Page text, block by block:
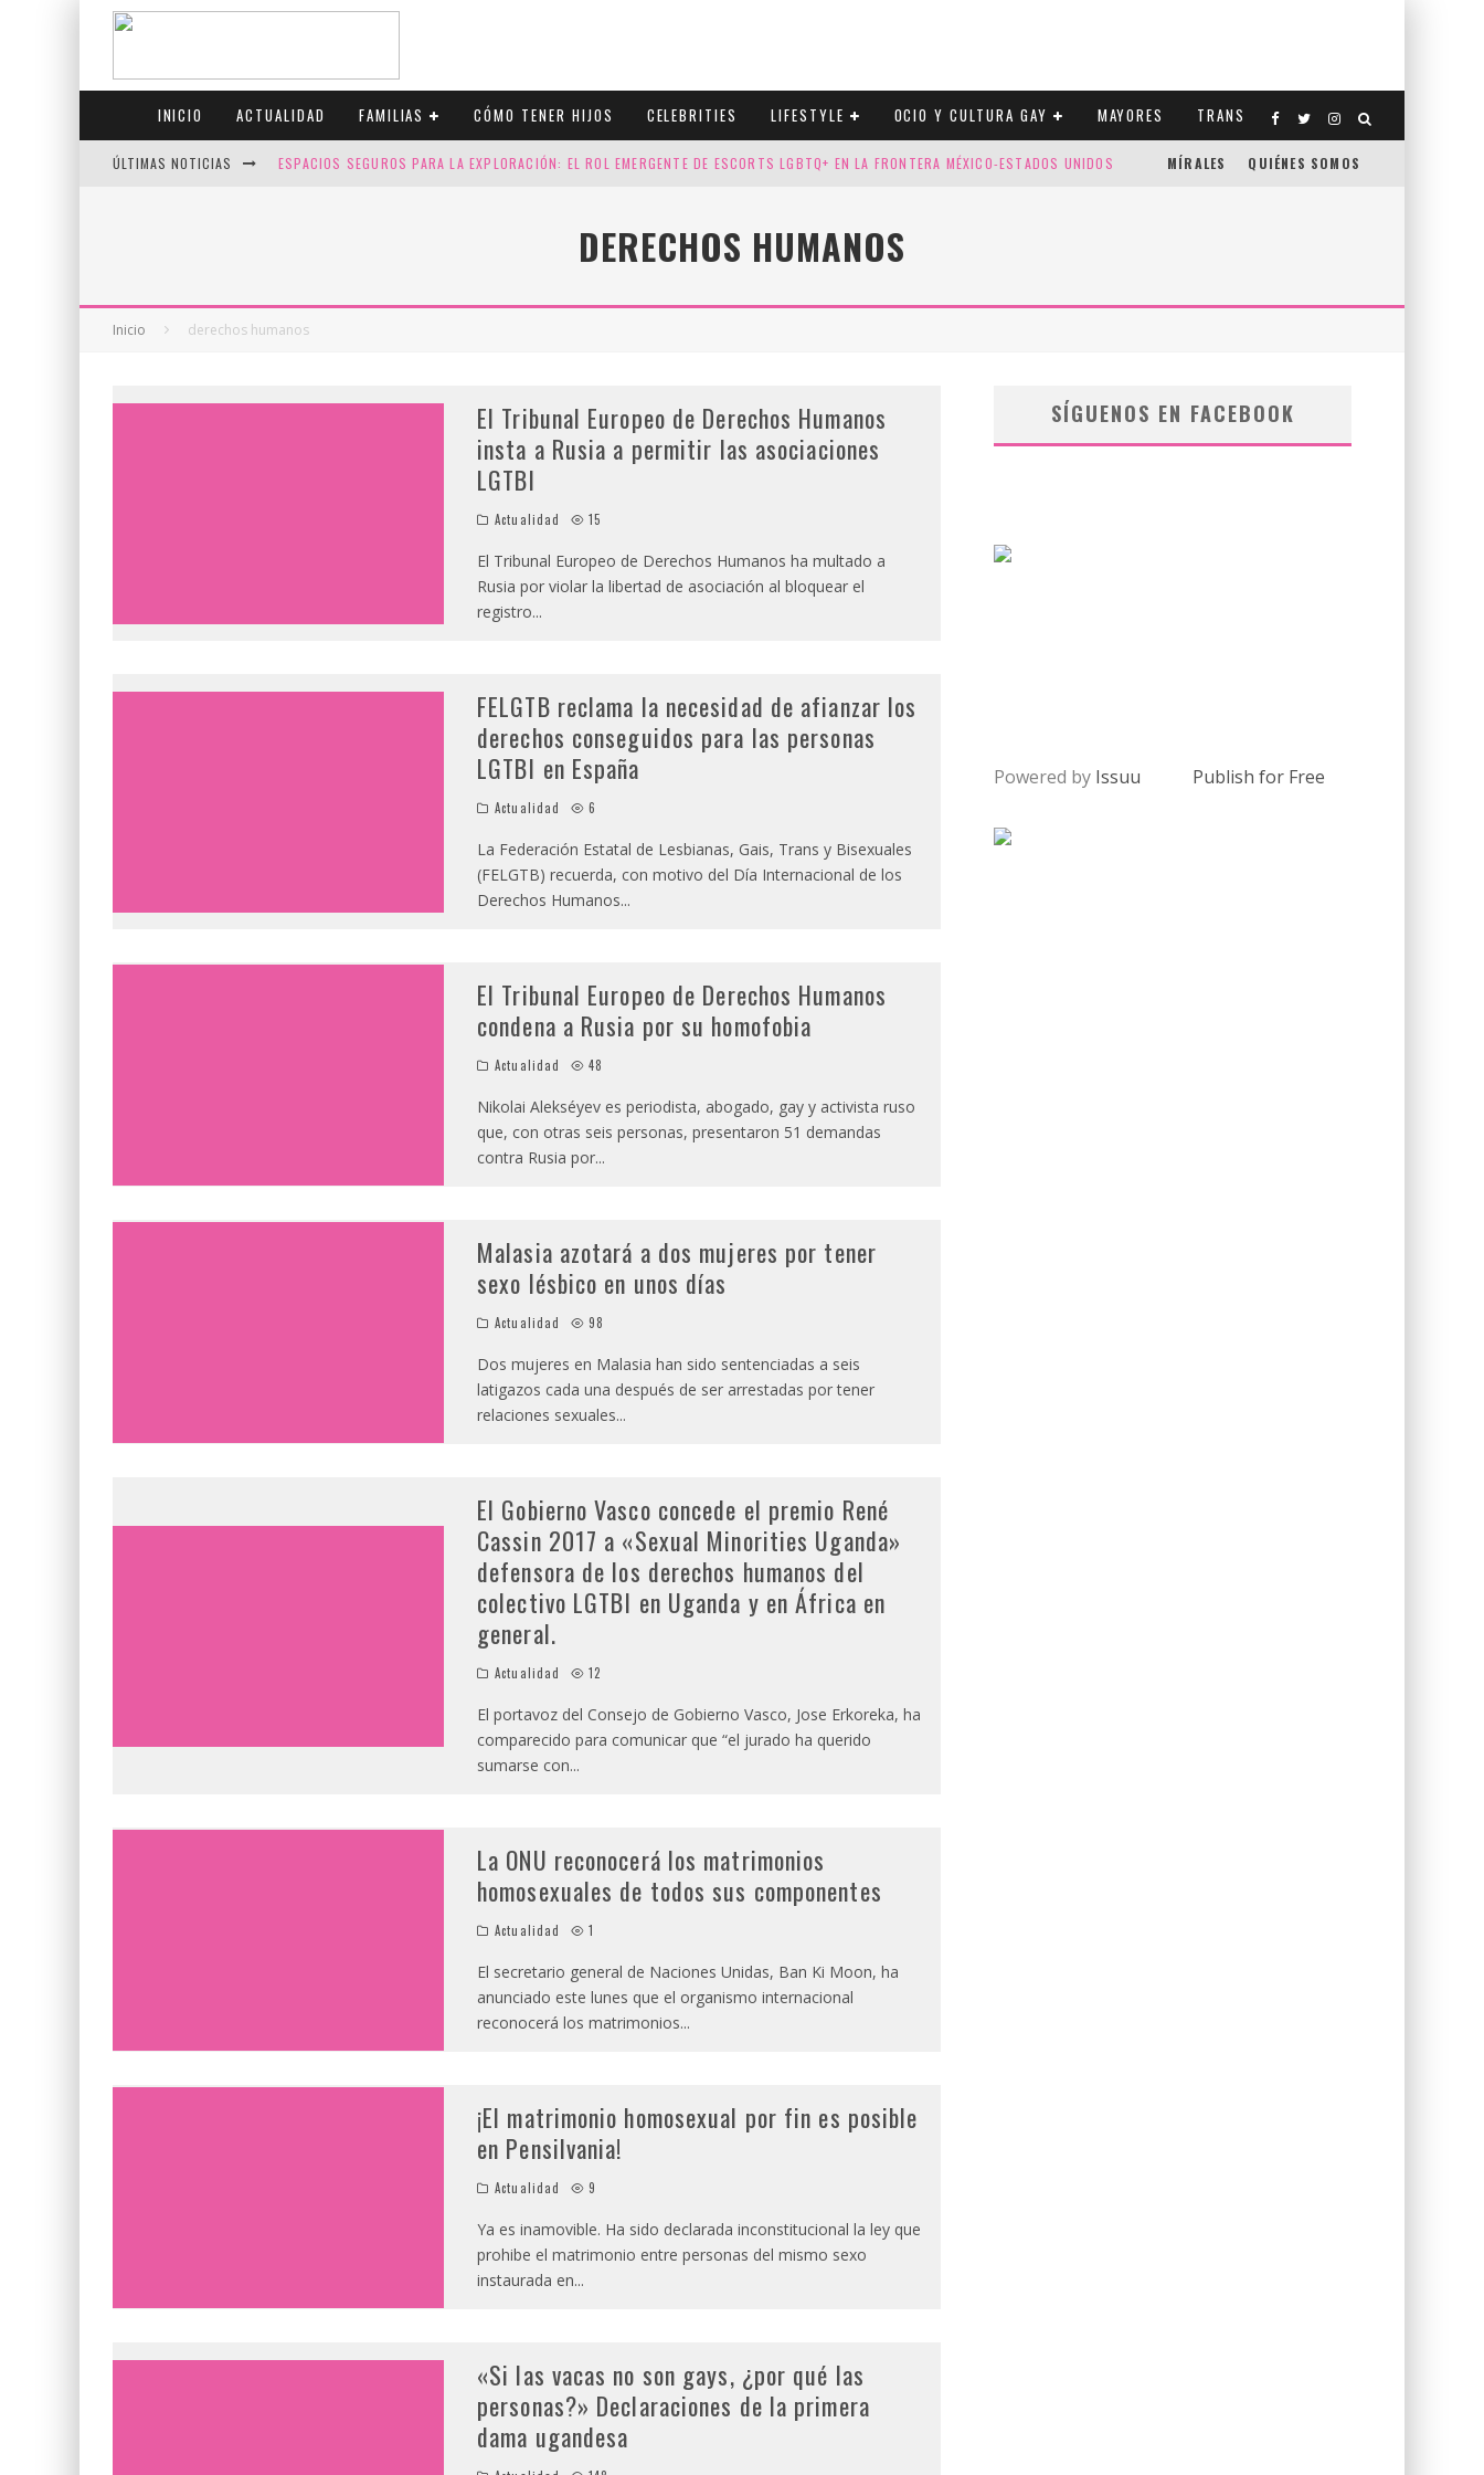
INICIO ACTUALIDAD FAMILIAS CÓMO TENER HIJOS CELEBRITIES LIFESTYLE OCIO Y CULTURA GAY MAYORES TRANS
ÚLTIMAS NOTICIAS ESPACIOS SEGUROS PARA LA EXPLORACIÓN: EL ROL EMERGENTE DE ESCORTS LGBTQ+ EN LA FRONTERA MÉXICO-ESTADOS UNIDOS
CANADÁ CELEBRA EL ORGULLO CON CUATRO SELLOS QUE HONRAN LA HISTORIA LGTB
MÍRALES QUIÉNES SOMOS
DERECHOS HUMANOS
Inicio derechos humanos
El Tribunal Europeo de Derechos Humanos
insta a Rusia a permitir las asociaciones
LGTBI
Actualidad 15
El Tribunal Europeo de Derechos Humanos ha multado a
Rusia por violar la libertad de asociación al bloquear el
registro...
FELGTB reclama la necesidad de afianzar los
derechos conseguidos para las personas
LGTBI en España
Actualidad 6
La Federación Estatal de Lesbianas, Gais, Trans y Bisexuales
(FELGTB) recuerda, con motivo del Día Internacional de los
Derechos Humanos...
El Tribunal Europeo de Derechos Humanos
condena a Rusia por su homofobia
Actualidad 48
Nikolai Alekséyev es periodista, abogado, gay y activista ruso
que, con otras seis personas, presentaron 51 demandas
contra Rusia por...
Malasia azotará a dos mujeres por tener
sexo lésbico en unos días
Actualidad 98
Dos mujeres en Malasia han sido sentenciadas a seis
latigazos cada una después de ser arrestadas por tener
relaciones sexuales...
El Gobierno Vasco concede el premio René
Cassin 2017 a «Sexual Minorities Uganda»
defensora de los derechos humanos del
colectivo LGTBI en Uganda y en África en
general.
Actualidad 12
El portavoz del Consejo de Gobierno Vasco, Jose Erkoreka, ha
comparecido para comunicar que “el jurado ha querido
sumarse con...
La ONU reconocerá los matrimonios
homosexuales de todos sus componentes
Actualidad 1
El secretario general de Naciones Unidas, Ban Ki Moon, ha
anunciado este lunes que el organismo internacional
reconocerá los matrimonios...
¡El matrimonio homosexual por fin es posible
en Pensilvania!
Actualidad 9
Ya es inamovible. Ha sido declarada inconstitucional la ley que
prohibe el matrimonio entre personas del mismo sexo
instaurada en...
«Si las vacas no son gays, ¿por qué las
personas?» Declaraciones de la primera
dama ugandesa
SÍGUENOS EN FACEBOOK
Powered by Issuu Publish for Free